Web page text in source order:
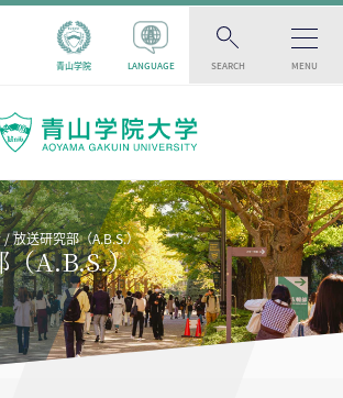
青山学院 LANGUAGE SEARCH MENU
放送研究部（A.B.S.）
（A.B.S.）